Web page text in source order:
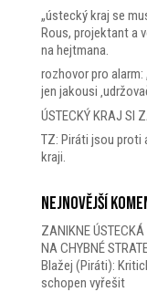
„ústecký kraj se
Rous, projektant a
na hejtmana.
rozhovor pro
jen jakousi
ÚSTECKÝ KRAJ SI
TZ: Piráti jsou proti
kraji.
Nejnovější
ZANIKNE
NA CHYBNÉ
Blažej (Piráti):
schopen vyřešit